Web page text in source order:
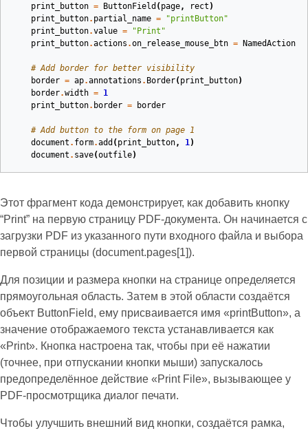
print_button = ButtonField ( page, rect )
print_button. partial_name =
"printButton"
print_button.value =
"Print"
print_button.actions .on_release_mouse_btn = NamedAction
# Add border for better visibility
border = ap.annotations . Border( print_button)
border.width = 1
print_button. border = border
# Add button to the form on page 1
document . form.add ( print_button, 1)
document . save(outfile)
Этот фрагмент кода демонстрирует, как добавить кнопку
“Print” на первую страницу PDF‑документа. Он начинается с
загрузки PDF из указанного пути входного файла и выбора
первой страницы (document.pages[1]).
Для позиции и размера кнопки на странице определяется
прямоугольная область. Затем в этой области создаётся
объект ButtonField, ему присваивается имя «printButton», а
значение отображаемого текста устанавливается как
«Print». Кнопка настроена так, чтобы при её нажатии
(точнее, при отпускании кнопки мыши) запускалось
предопределённое действие «Print File», вызывающее у
PDF‑просмотрщика диалог печати.
Чтобы улучшить внешний вид кнопки, создаётся рамка,